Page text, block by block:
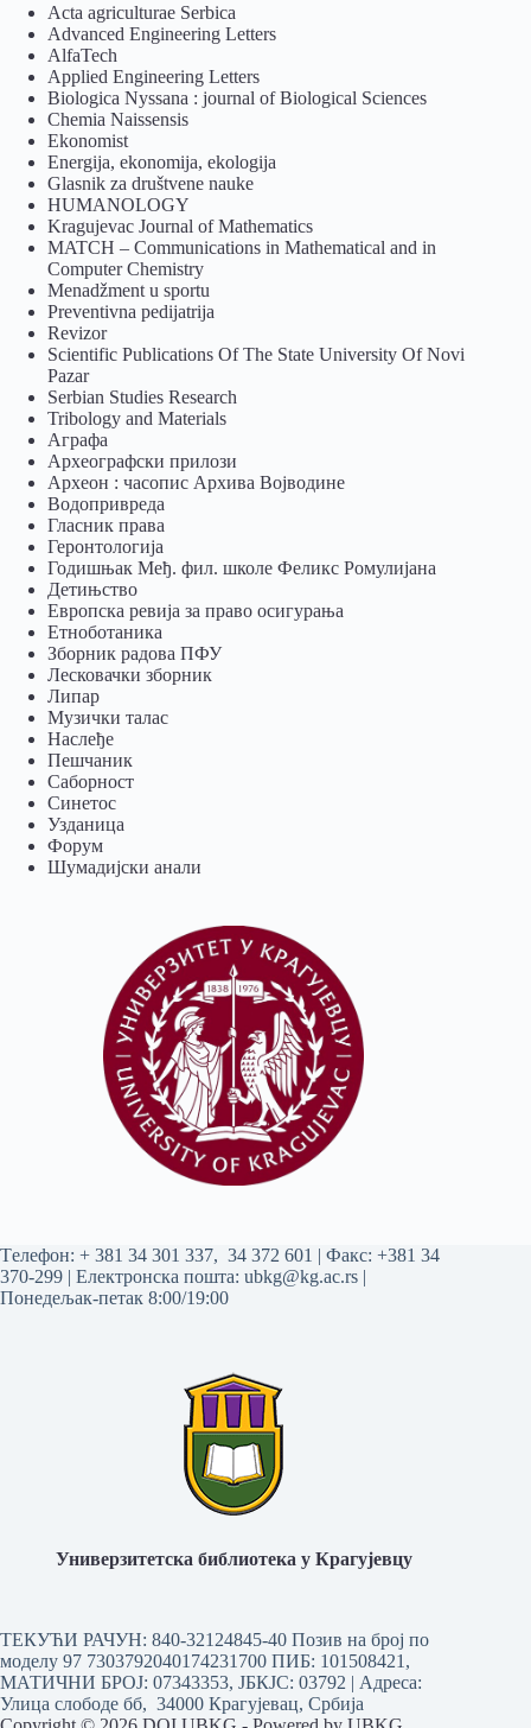
Acta agriculturae Serbica
Advanced Engineering Letters
AlfaTech
Applied Engineering Letters
Biologica Nyssana : journal of Biological Sciences
Chemia Naissensis
Ekonomist
Energija, ekonomija, ekologija
Glasnik za društvene nauke
HUMANOLOGY
Kragujevac Journal of Mathematics
MATCH – Communications in Mathematical and in
Computer Chemistry
Menadžment u sportu
Preventivna pedijatrija
Revizor
Scientific Publications Of The State University Of Novi
Pazar
Serbian Studies Research
Tribology and Materials
Аграфа
Археографски прилози
Археон : часопис Архива Војводине
Водопривреда
Гласник права
Геронтологија
Годишњак Међ. фил. школе Феликс Ромулијана
Детињство
Европска ревија за право осигурања
Eтноботаника
Зборник радова ПФУ
Лесковачки зборник
Липар
Музички талас
Наслеђе
Пешчаник
Саборност
Синетос
Узданица
Форум
Шумадијски анали
Tелефон: + 381 34 301 337, 34 372 601 | Факс: +381 34
370-299 | Електронска пошта: ubkg@kg.ac.rs |
Понедељак-петак 8:00/19:00
Универзитетска библиотека у Крагујевцу
ТЕКУЋИ РАЧУН: 840-32124845-40 Позив на број по
моделу 97 7303792040174231700 ПИБ: 101508421,
МАТИЧНИ БРОЈ: 07343353, ЈБКЈС: 03792 | Aдреса:
Улица слободе бб, 34000 Крагујевац, Србија